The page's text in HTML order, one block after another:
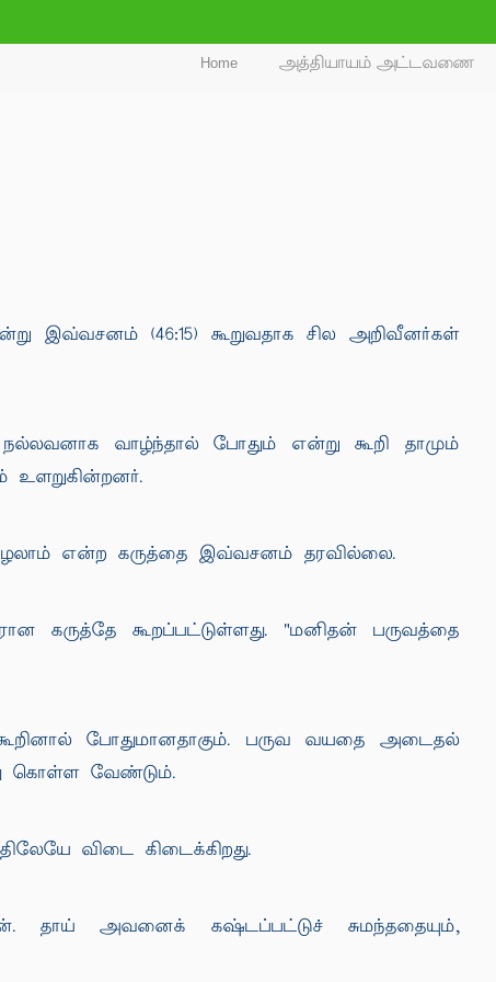
Home அத்தியாயம் அட்டவணை
இவ்வசனம் (46:15) கூறுவதாக சில அறிவீனர்கள்
வாழ்ந்தால் போதும் என்று கூறி தாமும்
உளறுகின்றனர்.
என்ற கருத்தை இவ்வசனம் தரவில்லை.
கருத்தே கூறப்பட்டுள்ளது. "மனிதன் பருவத்தை
போதுமானதாகும். பருவ வயதை அடைதல்
கொள்ள வேண்டும்.
விடை கிடைக்கிறது.
தாய் அவனைக் கஷ்டப்பட்டுச் சுமந்ததையும்,